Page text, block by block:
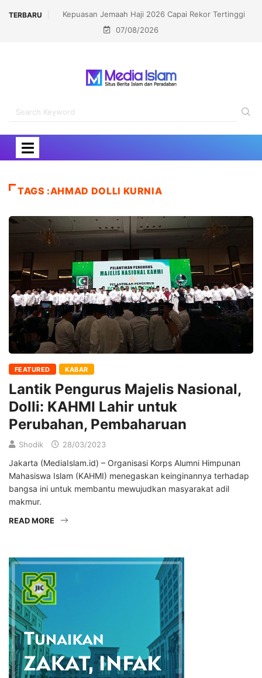
TERBARU
Kepuasan Jemaah Haji 2026 Capai Rekor Tertinggi
91,45 Persen
07/08/2026
TAGS :AHMAD DOLLI KURNIA
FEATURED KABAR
Lantik Pengurus Majelis Nasional,
Dolli: KAHMI Lahir untuk
Perubahan, Pembaharuan
Shodik 28/03/2023
Jakarta (MediaIslam.id) – Organisasi Korps Alumni Himpunan
Mahasiswa Islam (KAHMI) menegaskan keinginannya terhadap
bangsa ini untuk membantu mewujudkan masyarakat adil
makmur.
READ MORE